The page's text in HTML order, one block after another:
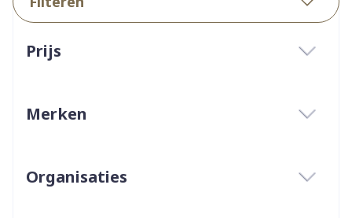
Prijs
Merken
Organisaties